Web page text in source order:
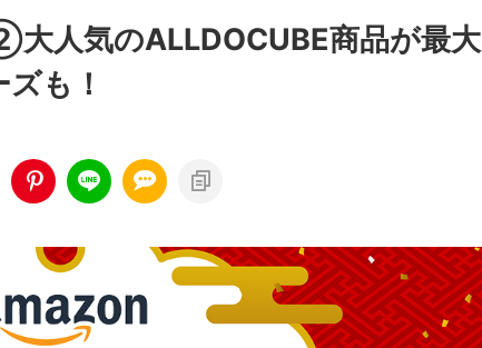
人気のALLDOCUBE商品が最大
も！